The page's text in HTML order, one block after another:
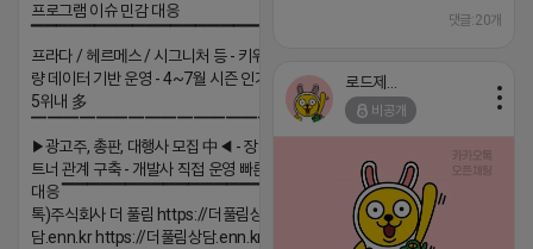
댓글:20개
프로그램 이슈 민감 대응
▔▔▔▔▔▔▔▔▔▔▔▔▔▔▔▔▔▔ ▶쿠팡◀
프라다 / 헤르메스 / 시그니처 등 - 키워드 검색
량 데이터 기반 운영 - 4~7월 시즌 인기 키워드
5위내 多
▔▔▔▔▔▔▔▔▔▔▔▔▔▔▔▔▔▔
▶광고주, 총판, 대행사 모집 中◀ - 장기 협업 파
트너 관계 구축 - 개발사 직접 운영 빠른 피드백
대응 ▔▔▔▔▔▔▔▔▔▔▔▔▔▔▔▔▔▔ (카
톡)주식회사 더 풀림 https://더풀림상
담.enn.kr https://더풀림상담.enn.kr
비공개